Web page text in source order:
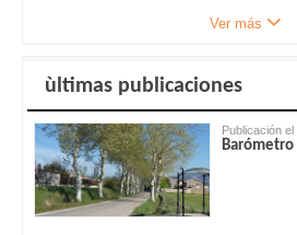
Ver más
ùltimas publicaciones
Publicación